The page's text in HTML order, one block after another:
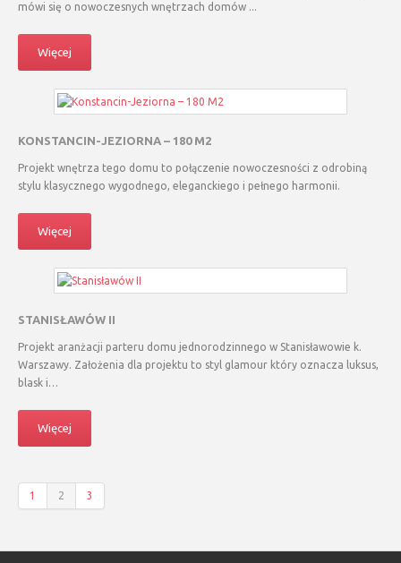
mówi się o nowoczesnych wnętrzach domów ...
Więcej
KONSTANCIN-JEZIORNA – 180 M2
Projekt wnętrza tego domu to połączenie nowoczesności z odrobiną
stylu klasycznego wygodnego, eleganckiego i pełnego harmonii.
Więcej
STANISŁAWÓW II
Projekt aranżacji parteru domu jednorodzinnego w Stanisławowie k.
Warszawy. Założenia dla projektu to styl glamour który oznacza luksus,
blask i…
Więcej
1 2 3